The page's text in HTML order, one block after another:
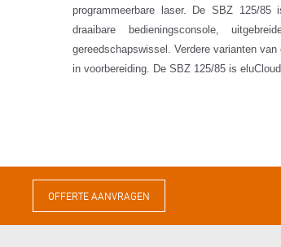
programmeerbare laser. De SBZ 125/
draaibare bedieningsconsole,
gereedschapswissel. Verdere varianten
in voorbereiding. De SBZ 125/85 is
OFFERTE AANVRAGEN